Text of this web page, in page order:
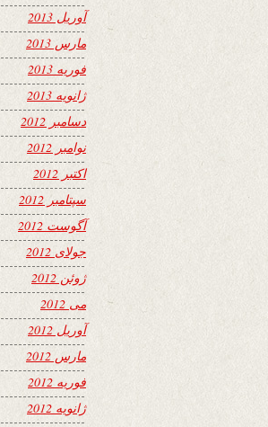
آوریل 2013
مارس 2013
فوریه 2013
ژانویه 2013
دسامبر 2012
نوامبر 2012
اکتبر 2012
سپتامبر 2012
آگوست 2012
جولای 2012
ژوئن 2012
می 2012
آوریل 2012
مارس 2012
فوریه 2012
ژانویه 2012